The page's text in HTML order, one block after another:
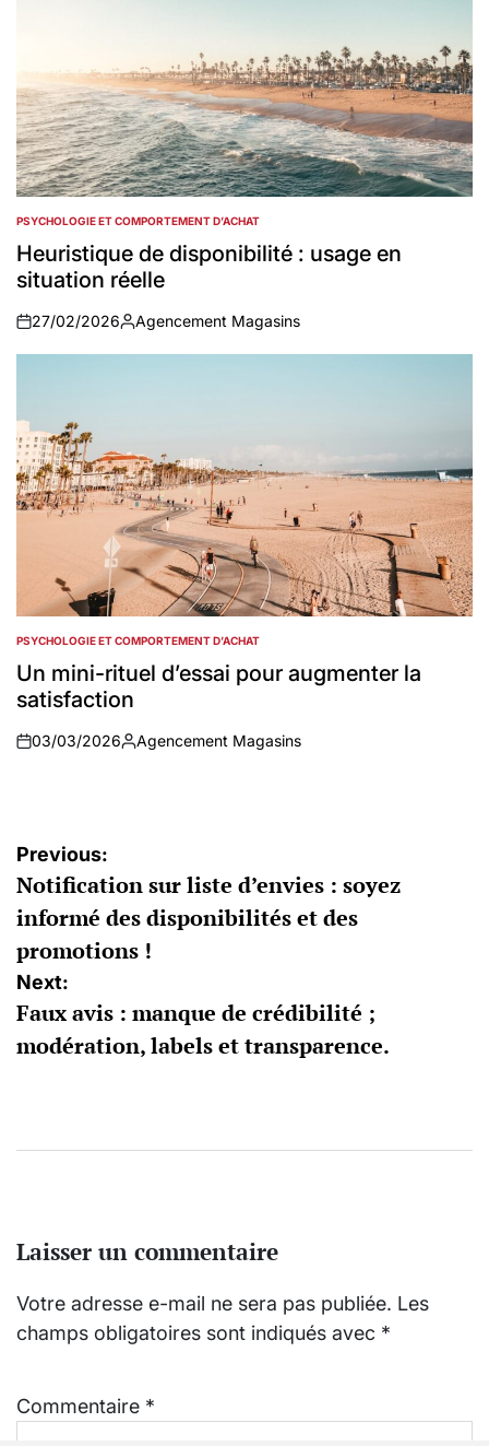
POSTED
IN
PSYCHOLOGIE ET COMPORTEMENT D’ACHAT
Heuristique de disponibilité : usage en
situation réelle
on
27/02/2026
Auteur
Agencement Magasins
POSTED
IN
PSYCHOLOGIE ET COMPORTEMENT D’ACHAT
Un mini-rituel d’essai pour augmenter la
satisfaction
on
03/03/2026
Auteur
Agencement Magasins
Navigation
de
l’article
Previous:
Notification sur liste d’envies : soyez
informé des disponibilités et des
promotions !
Next:
Faux avis : manque de crédibilité ;
modération, labels et transparence.
Laisser un commentaire
Votre adresse e-mail ne sera pas publiée. Les
champs obligatoires sont indiqués avec *
Commentaire *